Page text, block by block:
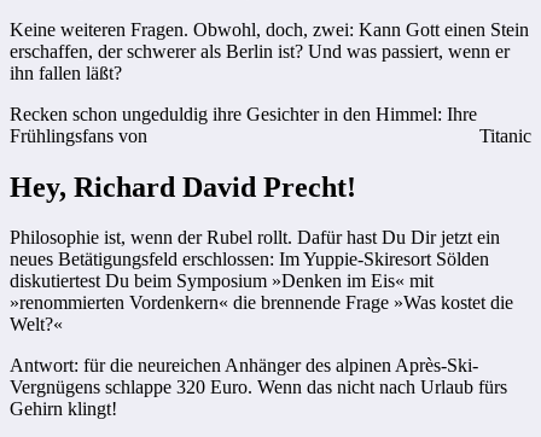
Keine weiteren Fragen. Obwohl, doch, zwei: Kann Gott einen Stein
erschaffen, der schwerer als Berlin ist? Und was passiert, wenn er
ihn fallen läßt?
Recken schon ungeduldig ihre Gesichter in den Himmel: Ihre
Frühlingsfans von
Titanic
Hey, Richard David Precht!
Philosophie ist, wenn der Rubel rollt. Dafür hast Du Dir jetzt ein
neues Betätigungsfeld erschlossen: Im Yuppie-Skiresort Sölden
diskutiertest Du beim Symposium »Denken im Eis« mit
»renommierten Vordenkern« die brennende Frage »Was kostet die
Welt?«
Antwort: für die neureichen Anhänger des alpinen Après-Ski-
Vergnügens schlappe 320 Euro. Wenn das nicht nach Urlaub fürs
Gehirn klingt!